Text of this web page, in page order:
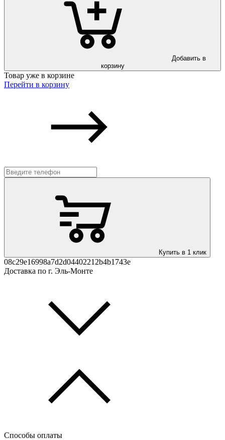
корзину
Товар уже в корзине
Перейти в корзину
Купить в 1 клик
08c29e16998a7d2d04402212b4b1743e
Доставка по г. Эль-Монте
Способы оплаты